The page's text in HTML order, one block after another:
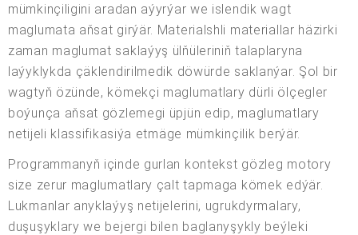
mümkinçiligini aradan aýyrýar we islendik wagt
maglumata aňsat girýär. Materialshli materiallar häzirki
zaman maglumat saklaýyş ülňüleriniň talaplaryna
laýyklykda çäklendirilmedik döwürde saklanýar. Şol bir
wagtyň özünde, kömekçi maglumatlary dürli ölçegler
boýunça aňsat gözlemegi üpjün edip, maglumatlary
netijeli klassifikasiýa etmäge mümkinçilik berýär.
Programmanyň içinde gurlan kontekst gözleg motory
size zerur maglumatlary çalt tapmaga kömek edýär.
Lukmanlar anyklaýyş netijelerini, ugrukdyrmalary,
duşuşyklary we bejergi bilen baglanyşykly beýleki